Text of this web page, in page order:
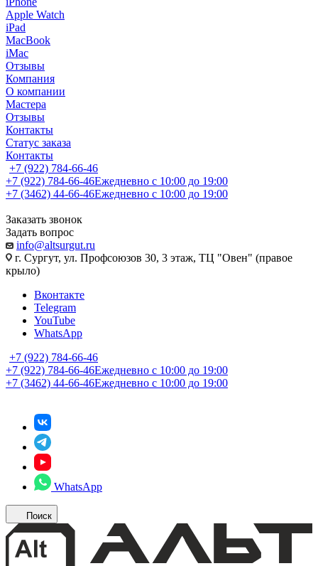
Apple Watch
iPad
MacBook
iMac
Отзывы
Компания
О компании
Мастера
Отзывы
Контакты
Статус заказа
Контакты
+7 (922) 784-66-46
+7 (922) 784-66-46Ежедневно с 10:00 до 19:00
+7 (3462) 44-66-46Ежедневно с 10:00 до 19:00
Заказать звонок
Задать вопрос
info@altsurgut.ru
г. Сургут, ул. Профсоюзов 30, 3 этаж, ТЦ "Овен" (правое
крыло)
Вконтакте
Telegram
YouTube
WhatsApp
+7 (922) 784-66-46
+7 (922) 784-66-46Ежедневно с 10:00 до 19:00
+7 (3462) 44-66-46Ежедневно с 10:00 до 19:00
WhatsApp
Поиск